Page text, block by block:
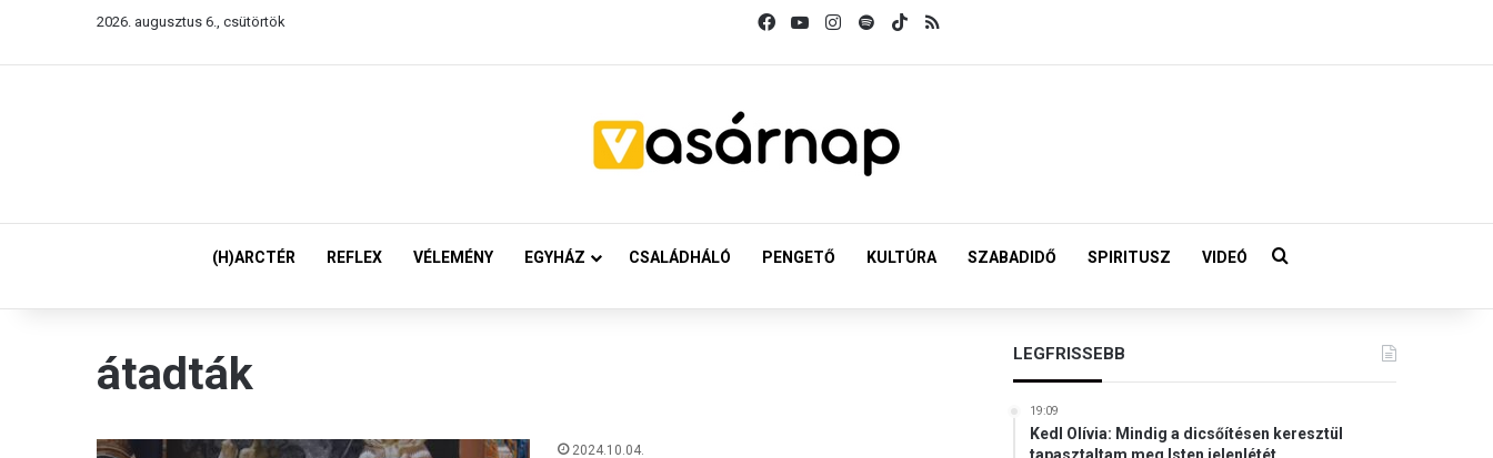
2026. augusztus 6., csütörtök FacebookYouTubeInstagram
SpotifyTikTok
(H)ARCTÉR REFLEX VÉLEMÉNY EGYHÁZ CSALÁDHÁLÓ PENGETŐ KULTÚRA SZABADIDŐ SPIRITUSZ VIDEÓ Keresés:
átadták
2024.10.04.
LEGFRISSEBB
19:09
Kedl Olívia: Mindig a dicsőítésen keresztül